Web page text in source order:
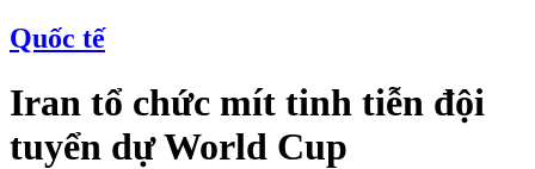
Quốc tế
Iran tổ chức mít tinh tiễn đội
tuyển dự World Cup